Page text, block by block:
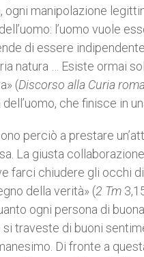
manipolazione
l’uomo vuole
di essere
natura … Esiste ormai
(Discorso alla Curia
che finisce in
perciò a prestare
La giusta
farci chiudere gli occhi
della verità» (2 Tm
ogni persona di
traveste di buoni
Di fronte a